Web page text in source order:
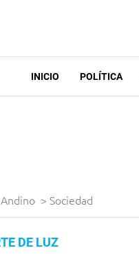
INICIO POLÍTICA
> Sociedad
DE LUZ